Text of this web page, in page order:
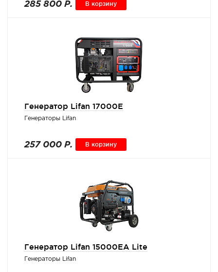
285 800 Р. В корзину
Генератор Lifan 17000E
Генераторы Lifan
257 000 Р. В корзину
Генератор Lifan 15000EA Lite
Генераторы Lifan